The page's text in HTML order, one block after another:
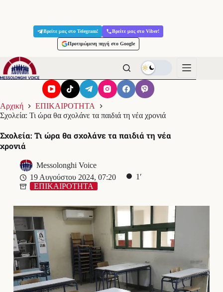
Βρείτε μας στο Telegram! Βρείτε μας στο Viber!
Προτιμώμενη πηγή στο Google
Αρχική
ΕΠΙΚΑΙΡΟΤΗΤΑ
Σχολεία: Τι ώρα θα σχολάνε τα παιδιά τη νέα χρονιά
Σχολεία: Τι ώρα θα σχολάνε τα παιδιά τη νέα
χρονιά
Messolonghi Voice
19 Αυγούστου 2024, 07:20
1′
ΕΠΙΚΑΙΡΟΤΗΤΑ